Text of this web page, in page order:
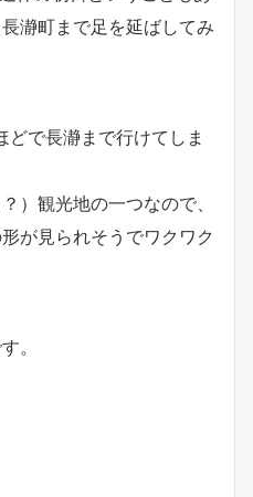
瀞町まで足を延ばしてみ
どで長瀞まで行けてしま
）観光地の一つなので、
が見られそうでワクワク
。